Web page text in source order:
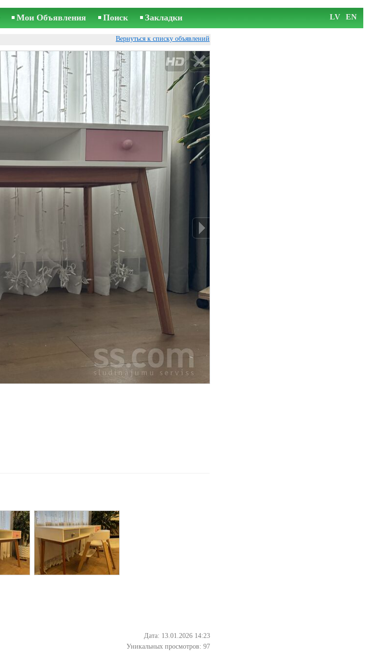
Мои Объявления Поиск Закладки LV EN
Вернуться к списку объявлений
Дата: 13.01.2026 14:23
Уникальных просмотров: 97